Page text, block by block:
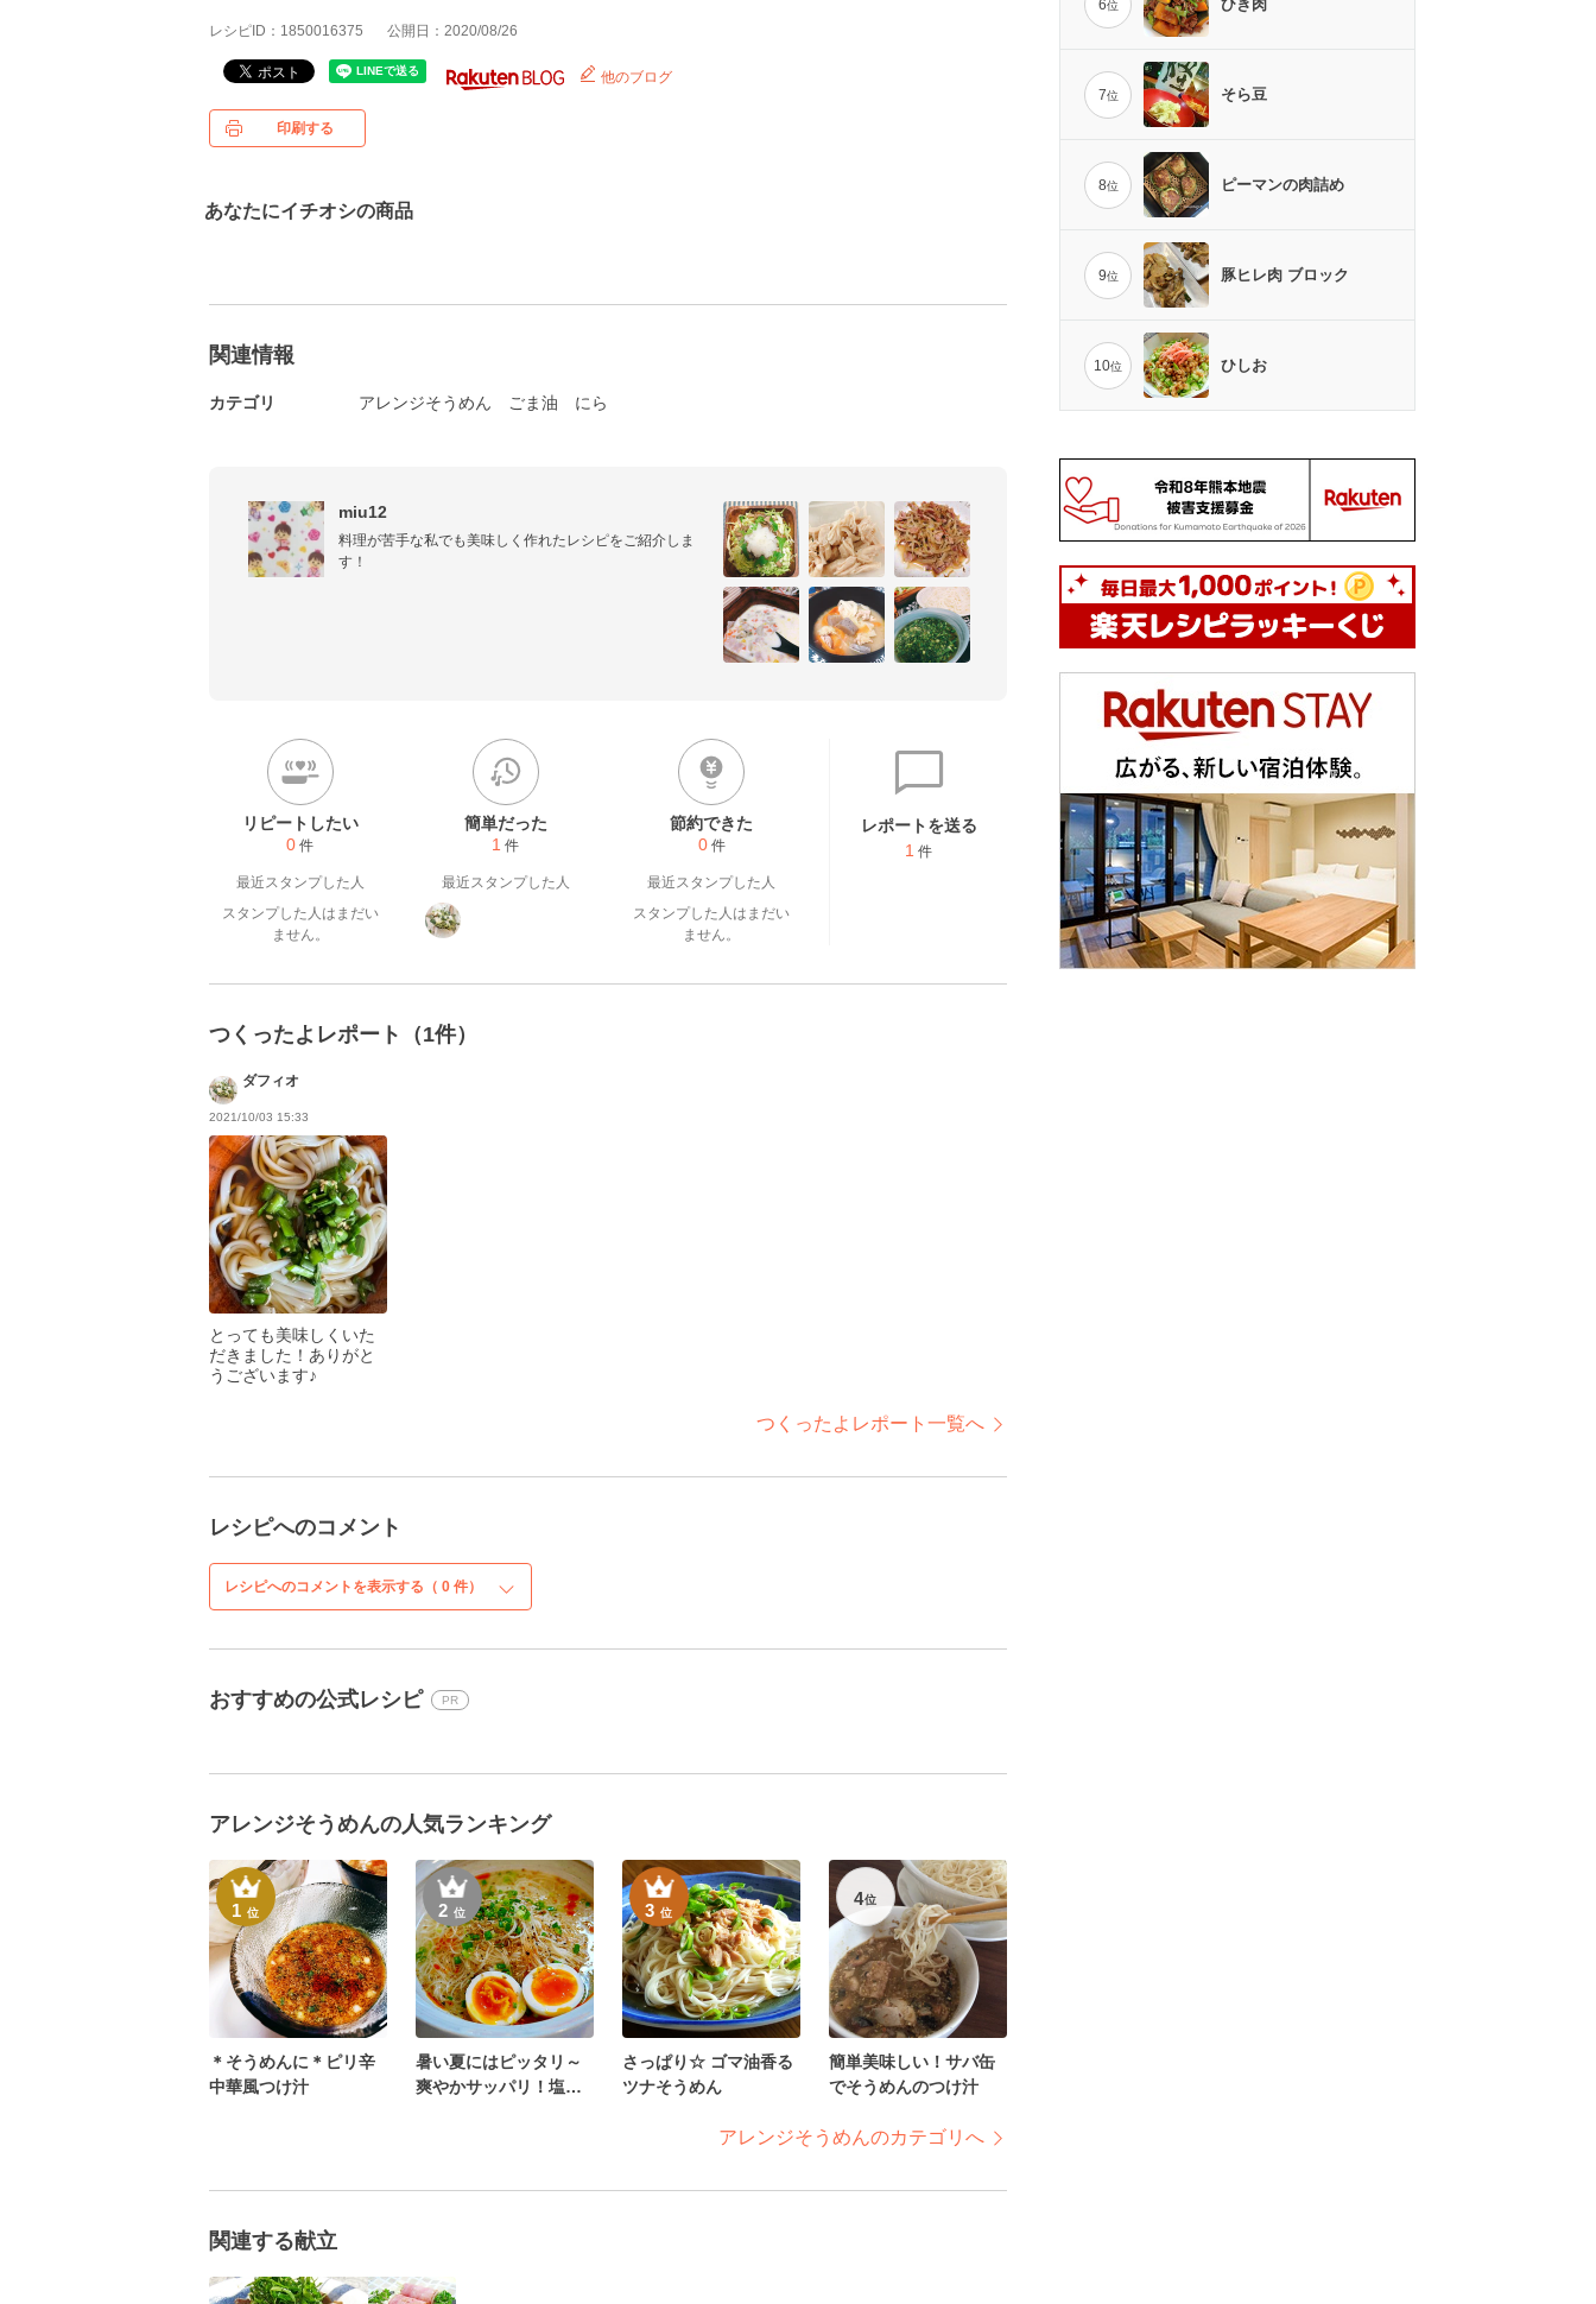
レシピID：1850016375 公開日：2020/08/26
他のブログ
印刷する
あなたにイチオシの商品
関連情報
カテゴリ アレンジそうめん ごま油 にら
miu12
料理が苦手な私でも美味しく作れたレシピをご紹介しま
す！
リピートしたい
0 件
最近スタンプした人
スタンプした人はまだい
ません。
簡単だった
1 件
最近スタンプした人
節約できた
0 件
最近スタンプした人
スタンプした人はまだい
ません。
レポートを送る
1 件
つくったよレポート（1件）
ダフィオ
2021/10/03 15:33
とっても美味しくいた
だきました！ありがと
うございます♪
つくったよレポート一覧へ
レシピへのコメント
レシピへのコメントを表示する（ 0 件）
おすすめの公式レシピ PR
アレンジそうめんの人気ランキング
1位
＊そうめんに＊ピリ辛
中華風つけ汁
2位
暑い夏にはピッタリ～
爽やかサッパリ！塩そ
3位
さっぱり☆ ゴマ油香る
ツナそうめん
4位
簡単美味しい！サバ缶
でそうめんのつけ汁
アレンジそうめんのカテゴリへ
関連する献立
6位 ひき肉
7位 そら豆
8位 ピーマンの肉詰め
9位 豚ヒレ肉 ブロック
10位 ひしお